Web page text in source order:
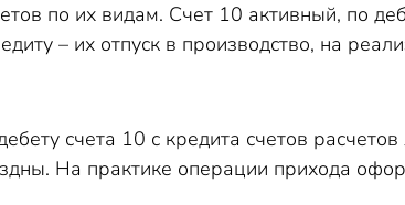
по их видам. Счет 10 активный, по
– их отпуск в производство, на
счета 10 с кредита счетов
На практике операции прихода